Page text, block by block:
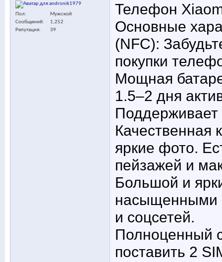
Пол
Мужской
Сообщений
1,252
Репутация
39
Телефон
Основные
(NFC):
покупки
Мощная
1.5–2 дня
Поддерживает
Качественная
яркие фото.
пейзажей и
Большой и
насыщенными
и соцсетей.
Полноценный
поставить 2